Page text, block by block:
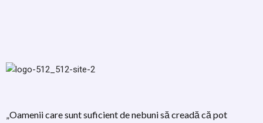
„Oamenii care sunt suficient de nebuni să creadă că pot